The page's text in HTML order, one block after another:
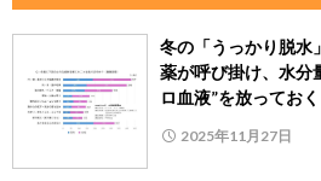
冬の「うっかり脱
薬が呼び掛け、水分
ロ血液”を放ってお
2025年11月27日